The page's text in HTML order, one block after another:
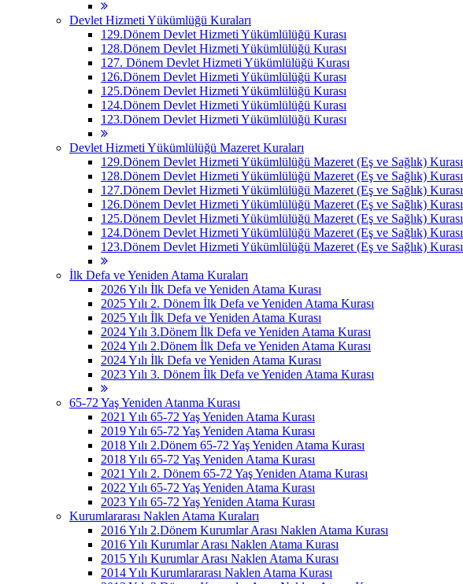
Devlet Hizmeti Yükümlüğü Kuraları
129.Dönem Devlet Hizmeti Yükümlülüğü Kurası
128.Dönem Devlet Hizmeti Yükümlülüğü Kurası
127. Dönem Devlet Hizmeti Yükümlülüğü Kurası
126.Dönem Devlet Hizmeti Yükümlülüğü Kurası
125.Dönem Devlet Hizmeti Yükümlülüğü Kurası
124.Dönem Devlet Hizmeti Yükümlülüğü Kurası
123.Dönem Devlet Hizmeti Yükümlülüğü Kurası
Devlet Hizmeti Yükümlülüğü Mazeret Kuraları
129.Dönem Devlet Hizmeti Yükümlülüğü Mazeret (Eş ve Sağlık) Kurası
128.Dönem Devlet Hizmeti Yükümlülüğü Mazeret (Eş ve Sağlık) Kurası
127.Dönem Devlet Hizmeti Yükümlülüğü Mazeret (Eş ve Sağlık) Kurası
126.Dönem Devlet Hizmeti Yükümlülüğü Mazeret (Eş ve Sağlık) Kurası
125.Dönem Devlet Hizmeti Yükümlülüğü Mazeret (Eş ve Sağlık) Kurası
124.Dönem Devlet Hizmeti Yükümlülüğü Mazeret (Eş ve Sağlık) Kurası
123.Dönem Devlet Hizmeti Yükümlülüğü Mazeret (Eş ve Sağlık) Kurası
İlk Defa ve Yeniden Atama Kuraları
2026 Yılı İlk Defa ve Yeniden Atama Kurası
2025 Yılı 2. Dönem İlk Defa ve Yeniden Atama Kurası
2025 Yılı İlk Defa ve Yeniden Atama Kurası
2024 Yılı 3.Dönem İlk Defa ve Yeniden Atama Kurası
2024 Yılı 2.Dönem İlk Defa ve Yeniden Atama Kurası
2024 Yılı İlk Defa ve Yeniden Atama Kurası
2023 Yılı 3. Dönem İlk Defa ve Yeniden Atama Kurası
65-72 Yaş Yeniden Atanma Kurası
2021 Yılı 65-72 Yaş Yeniden Atama Kurası
2019 Yılı 65-72 Yaş Yeniden Atama Kurası
2018 Yılı 2.Dönem 65-72 Yaş Yeniden Atama Kurası
2018 Yılı 65-72 Yaş Yeniden Atama Kurası
2021 Yılı 2. Dönem 65-72 Yaş Yeniden Atama Kurası
2022 Yılı 65-72 Yaş Yeniden Atama Kurası
2023 Yılı 65-72 Yaş Yeniden Atama Kurası
Kurumlararası Naklen Atama Kuraları
2016 Yılı 2.Dönem Kurumlar Arası Naklen Atama Kurası
2016 Yılı Kurumlar Arası Naklen Atama Kurası
2015 Yılı Kurumlar Arası Naklen Atama Kurası
2014 Yılı Kurumlararası Naklen Atama Kurası